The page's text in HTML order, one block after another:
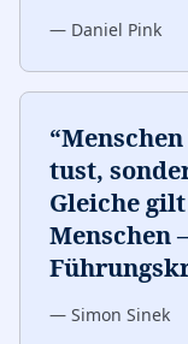
— Daniel Pink
“
tust,
Gleiche
Menschen
— Simon Sinek